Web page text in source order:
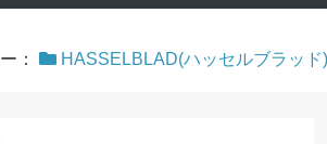
： HASSELBLAD(ハッセルブラッド)